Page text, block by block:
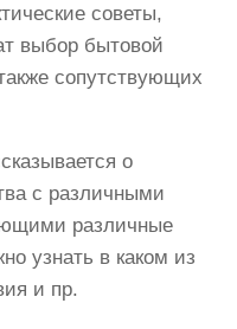
советы,
выбор бытовой
сопутствующих
о
с различными
различные
узнать в каком из
и пр.